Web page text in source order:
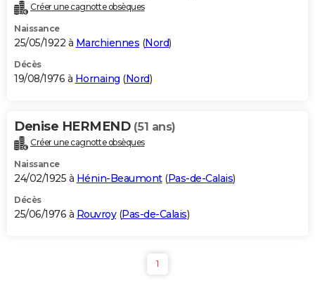
Créer une cagnotte obsèques
Naissance
25/05/1922 à Marchiennes (Nord)
Décès
19/08/1976 à Hornaing (Nord)
Denise HERMEND (51 ans)
Créer une cagnotte obsèques
Naissance
24/02/1925 à Hénin-Beaumont(Pas-de-Calais)
Décès
25/06/1976 à Rouvroy(Pas-de-Calais)
1